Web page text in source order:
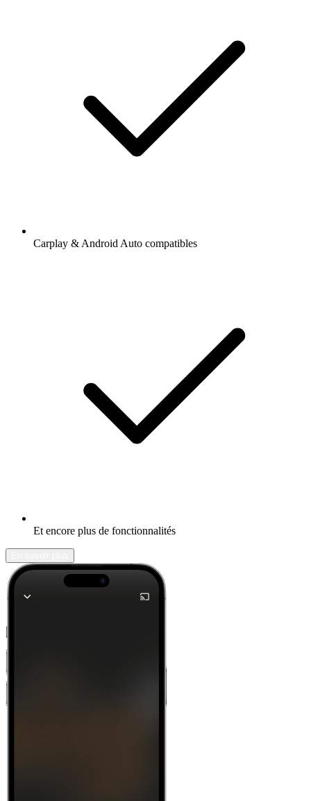
Carplay & Android Auto compatibles
Et encore plus de fonctionnalités